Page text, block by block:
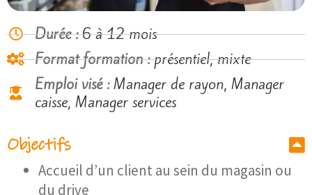
Durée :6 à 12 mois
Format formation :présentiel, mixte
Emploi visé :Manager de rayon, Manager
caisse, Manager services
Objectifs
Accueil d’un client au sein du magasin ou
du drive